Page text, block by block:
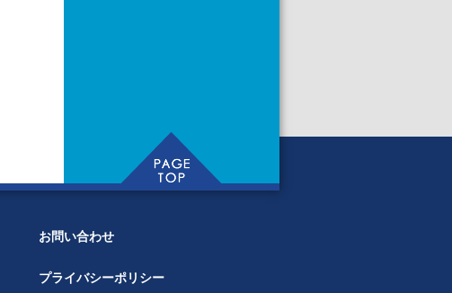
お問い合わせ
プライバシーポリシー